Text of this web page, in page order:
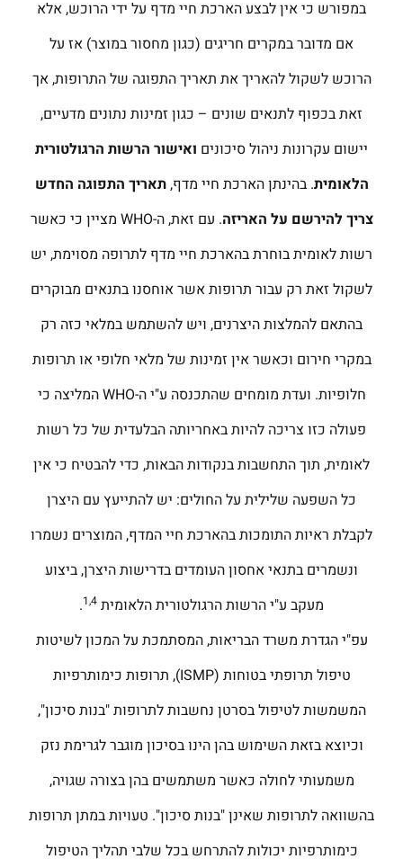
במפורש כי אין לבצע הארכת חיי מדף על ידי הרוכש, אלא
אם מדובר במקרים חריגים (כגון מחסור במוצר) אז על
הרוכש לשקול להאריך את תאריך התפוגה של התרופות, אך
זאת בכפוף לתנאים שונים – כגון זמינות נתונים מדעיים,
יישום עקרונות ניהול סיכונים ואישור הרשות הרגולטורית
הלאומית. בהינתן הארכת חיי מדף,תאריך התפוגה החדש
צריך להירשם על האריזה
. עם זאת, ה-WHO מציין כי כאשר
רשות לאומית בוחרת בהארכת חיי מדף לתרופה מסוימת, יש
לשקול זאת רק עבור תרופות אשר אוחסנו בתנאים מבוקרים
בהתאם להמלצות היצרנים, ויש להשתמש במלאי כזה רק
במקרי חירום וכאשר אין זמינות של מלאי חלופי או תרופות
חלופיות. ועדת מומחים שהתכנסה ע"י ה-WHO המליצה כי
פעולה כזו צריכה להיות באחריותה הבלעדית של כל רשות
לאומית, תוך התחשבות בנקודות הבאות, כדי להבטיח כי אין
כל השפעה שלילית על החולים: יש להתייעץ עם היצרן
לקבלת ראיות התומכות בהארכת חיי המדף, המוצרים נשמרו
ונשמרים בתנאי אחסון העומדים בדרישות היצרן, ביצוע
מעקב ע"י הרשות הרגולטורית הלאומית 1,4
.
עפ"י הגדרת משרד הבריאות, המסתמכת על המכון לשיטות
טיפול תרופתי בטוחות (ISMP), תרופות כימותרפיות
המשמשות לטיפול בסרטן נחשבות לתרופות "בנות סיכון",
וכיוצא בזאת השימוש בהן הינו בסיכון מוגבר לגרימת נזק
משמעותי לחולה כאשר משתמשים בהן בצורה שגויה,
בהשוואה לתרופות שאינן "בנות סיכון". טעויות במתן תרופות
כימותרפיות יכולות להתרחש בכל שלבי תהליך הטיפול